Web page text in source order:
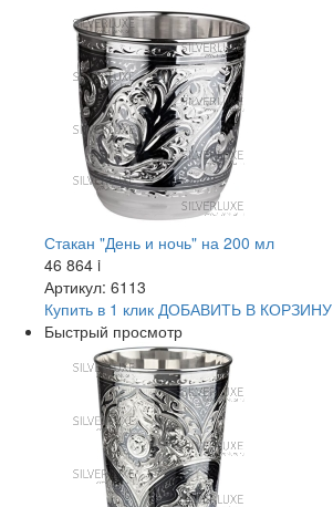
Стакан "День и ночь" на 200 мл
46 864 i
Артикул: 6113
Купить в 1 клик ДОБАВИТЬ В КОРЗИНУ
Быстрый просмотр